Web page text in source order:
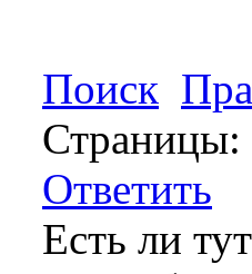
Поиск
Страницы:
Ответить
Есть ли